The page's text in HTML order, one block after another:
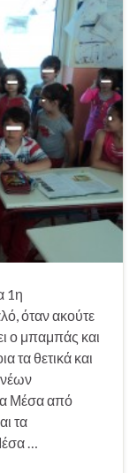
1η
όταν ακούτε
ο μπαμπάς και
τα θετικά και
Μέσα από
τα
…